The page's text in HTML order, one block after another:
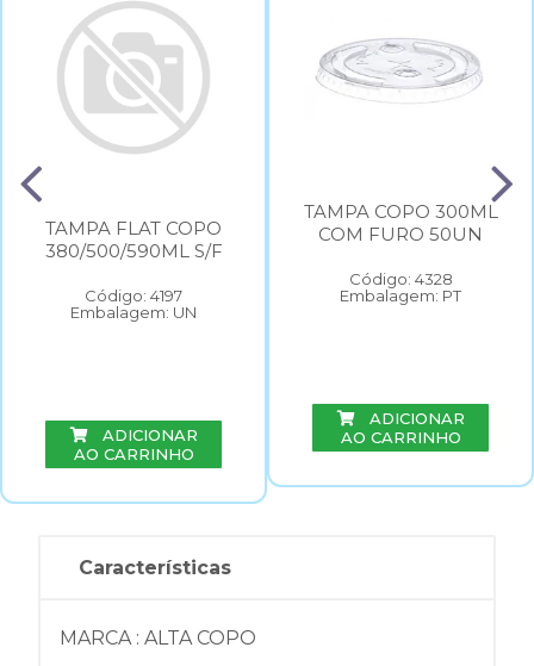
TAMPA FLAT COPO
380/500/590ML S/F
Código: 4197
Embalagem: UN
ADICIONAR
AO CARRINHO
TAMPA COPO 300ML
COM FURO 50UN
Código: 4328
Embalagem: PT
ADICIONAR
AO CARRINHO
Características
MARCA : ALTA COPO